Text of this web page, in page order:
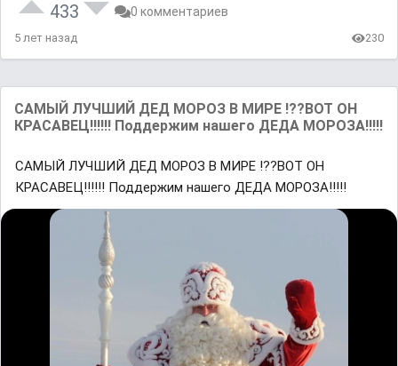
433 0 комментариев
5 лет назад 230
САМЫЙ ЛУЧШИЙ ДЕД МОРОЗ В МИРЕ !??ВОТ ОН
КРАСАВЕЦ!!!!!! Поддержим нашего ДЕДА МОРОЗА!!!!!
САМЫЙ ЛУЧШИЙ ДЕД МОРОЗ В МИРЕ !??ВОТ ОН
КРАСАВЕЦ!!!!!! Поддержим нашего ДЕДА МОРОЗА!!!!!